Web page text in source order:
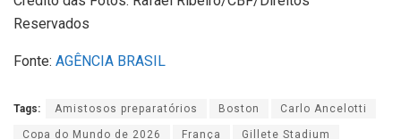
Reservados
Fonte: AGÊNCIA BRASIL
Tags: Amistosos preparatórios Boston Carlo Ancelotti
Copa do Mundo de 2026 França Gillete Stadium